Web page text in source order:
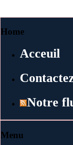
Home
Acceuil
Notre
Menu